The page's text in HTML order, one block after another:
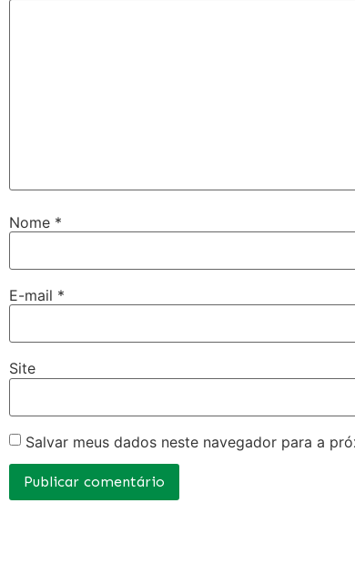
Nome *
E-mail *
Site
Salvar meus dados neste navegador para a